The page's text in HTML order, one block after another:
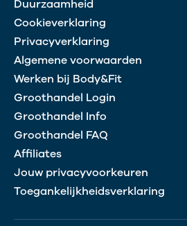
Duurzaamheid
Cookieverklaring
Privacyverklaring
Algemene voorwaarden
Werken bij Body&Fit
Groothandel Login
Groothandel Info
Groothandel FAQ
Affiliates
Jouw privacyvoorkeuren
Toegankelijkheidsverklaring